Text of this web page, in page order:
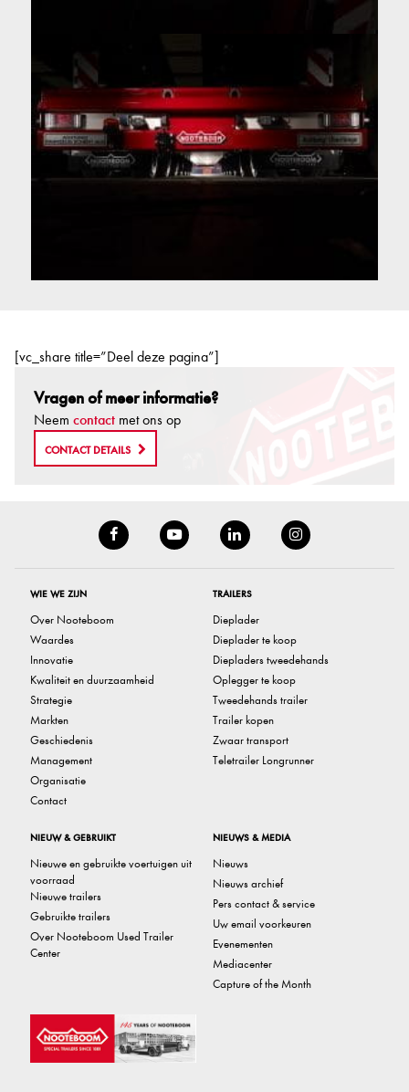
[vc_share title=”Deel deze pagina”]
Vragen of meer informatie?
Neem contactmet ons op
CONTACT DETAILS
WIE WE ZIJN
Over Nooteboom
Waardes
Innovatie
Kwaliteit en duurzaamheid
Strategie
Markten
Geschiedenis
Management
Organisatie
Contact
TRAILERS
Dieplader
Dieplader te koop
Diepladers tweedehands
Oplegger te koop
Tweedehands trailer
Trailer kopen
Zwaar transport
Teletrailer Longrunner
NIEUW & GEBRUIKT
Nieuwe en gebruikte voertuigen uit
voorraad
Nieuwe trailers
Gebruikte trailers
Over Nooteboom Used Trailer
Center
NIEUWS & MEDIA
Nieuws
Nieuws archief
Pers contact & service
Uw email voorkeuren
Evenementen
Mediacenter
Capture of the Month